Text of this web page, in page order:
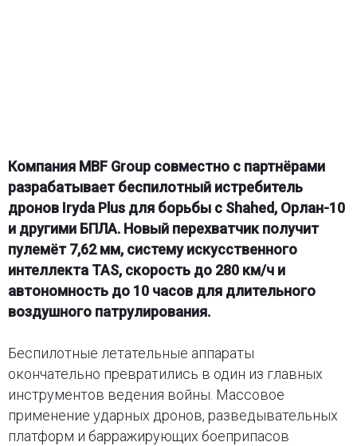
Компания MBF Group совместно с партнёрами
разрабатывает беспилотный истребитель
дронов Iryda Plus для борьбы с Shahed, Орлан-10
и другими БПЛА. Новый перехватчик получит
пулемёт 7,62 мм, систему искусственного
интеллекта TAS, скорость до 280 км/ч и
автономность до 10 часов для длительного
воздушного патрулирования.
Беспилотные летательные аппараты
окончательно превратились в один из главных
инструментов ведения войны. Массовое
применение ударных дронов, разведывательных
платформ и барражирующих боеприпасов